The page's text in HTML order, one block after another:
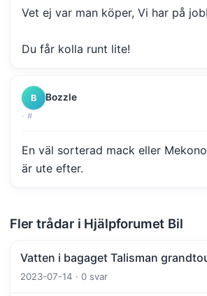
Vet ej var man köper, Vi har på
Du får kolla runt lite!
B Bozzle
· #
En väl sorterad mack eller
är ute efter.
Fler trådar i Hjälpforumet Bil
Vatten i bagaget Talisman
2023-07-14 · 0 svar